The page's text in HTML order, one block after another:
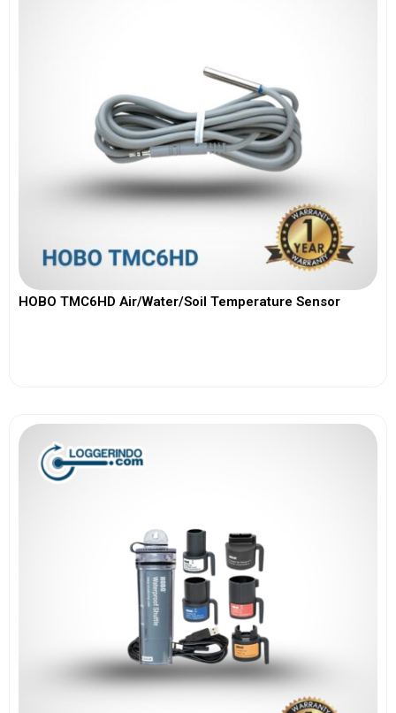
HOBO TMC6HD Air/Water/Soil Temperature Sensor